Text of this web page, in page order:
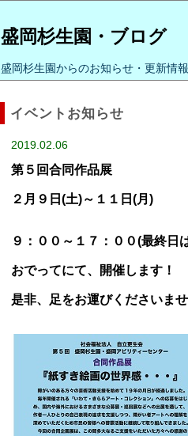
盛岡杉生園・ブログ
盛岡杉生園からのお知らせ・更新情
イベントお知らせ
2019.02.06
第５回合同作品展
２月９日(土)～１１日(月)
９：００～１７：００(最終日
おでってにて、開催します！
是非、足をお運びくださいま